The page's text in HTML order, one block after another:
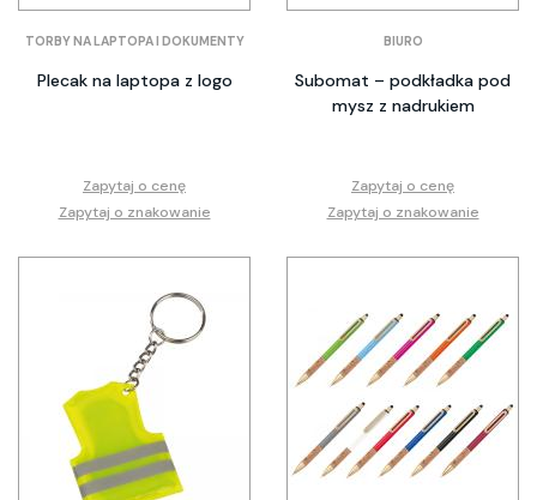
TORBY NA LAPTOPA I DOKUMENTY
Plecak na laptopa z logo
Zapytaj o cenę
Zapytaj o znakowanie
BIURO
Subomat – podkładka pod
mysz z nadrukiem
Zapytaj o cenę
Zapytaj o znakowanie